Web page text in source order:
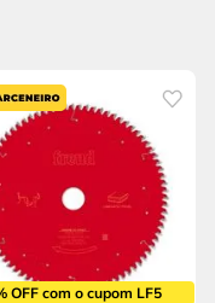
OFF com o cupom LF5